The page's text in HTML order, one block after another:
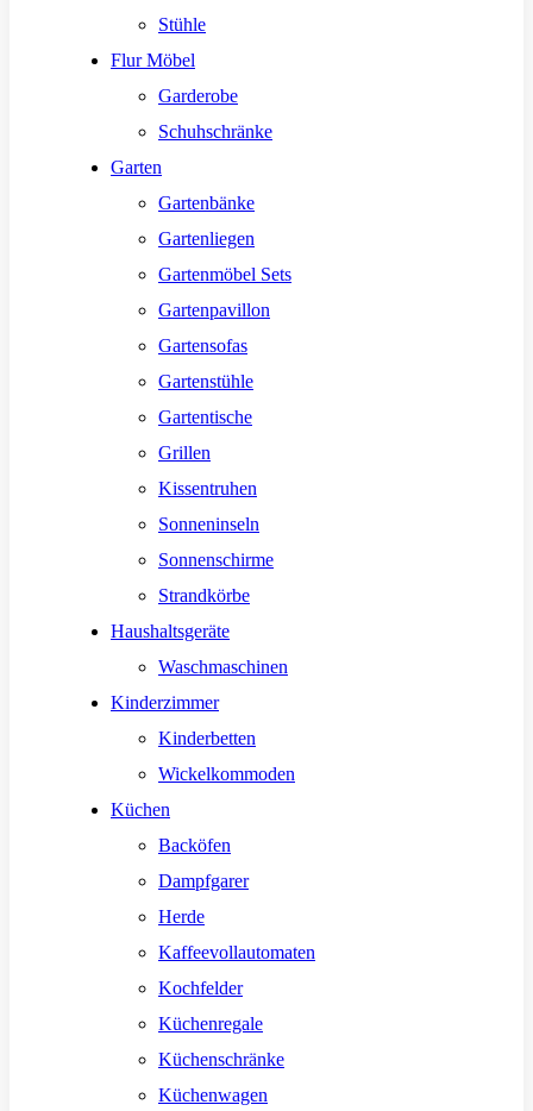
Stühle
Flur Möbel
Garderobe
Schuhschränke
Garten
Gartenbänke
Gartenliegen
Gartenmöbel Sets
Gartenpavillon
Gartensofas
Gartenstühle
Gartentische
Grillen
Kissentruhen
Sonneninseln
Sonnenschirme
Strandkörbe
Haushaltsgeräte
Waschmaschinen
Kinderzimmer
Kinderbetten
Wickelkommoden
Küchen
Backöfen
Dampfgarer
Herde
Kaffeevollautomaten
Kochfelder
Küchenregale
Küchenschränke
Küchenwagen